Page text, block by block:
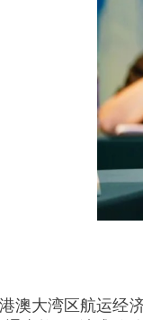
澳大湾区航运经